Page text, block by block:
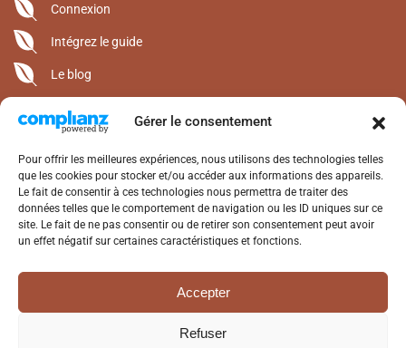
Gérer le consentement
Pour offrir les meilleures expériences, nous utilisons des technologies telles
que les cookies pour stocker et/ou accéder aux informations des appareils.
Le fait de consentir à ces technologies nous permettra de traiter des
données telles que le comportement de navigation ou les ID uniques sur ce
site. Le fait de ne pas consentir ou de retirer son consentement peut avoir
un effet négatif sur certaines caractéristiques et fonctions.
Accepter
Refuser
Connexion
Intégrez le guide
Le blog
CONTACT
Alterrenat Presse • 05 63 94 15 50
1400 Route de Saint-Michel
Lieu-Dit Alby 82120 Castéra-Bouzet
contact@alterrenat.com
www.alterrenat-presse.com